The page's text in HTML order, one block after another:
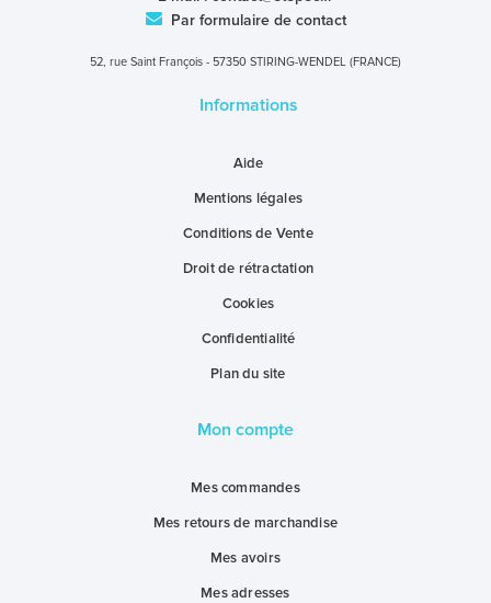
Par formulaire de contact
52, rue Saint François - 57350 STIRING-WENDEL (FRANCE)
Informations
Aide
Mentions légales
Conditions de Vente
Droit de rétractation
Cookies
Confidentialité
Plan du site
Mon compte
Mes commandes
Mes retours de marchandise
Mes avoirs
Mes adresses